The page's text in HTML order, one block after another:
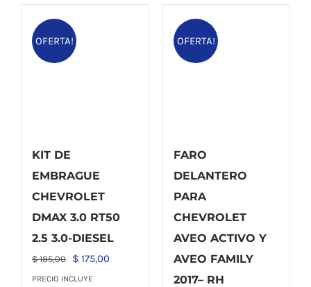
OFERTA!
KIT DE
EMBRAGUE
CHEVROLET
DMAX 3.0 RT50
2.5 3.0-DIESEL
$185,00
El
precio
$ 175,00El
PRECIO INCLUYE
OFERTA!
FARO
DELANTERO
PARA
CHEVROLET
AVEO ACTIVO Y
AVEO FAMILY
2017– RH